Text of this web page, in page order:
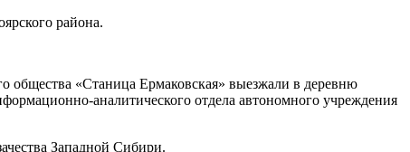
района.
общества «Станица Ермаковская» выезжали в деревню
аналитического отдела автономного учреждения
Западной Сибири.